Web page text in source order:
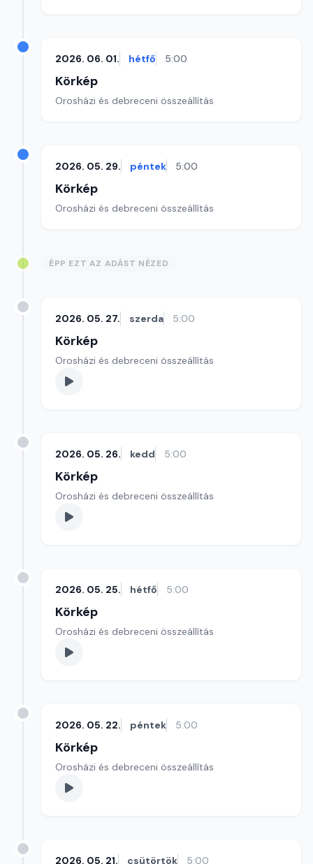
2026. 06. 01. hétfő 5:00
Körkép
Orosházi és debreceni összeállítás
2026. 05. 29. péntek 5:00
Körkép
Orosházi és debreceni összeállítás
ÉPP EZT AZ ADÁST NÉZED
2026. 05. 27. szerda 5:00
Körkép
Orosházi és debreceni összeállítás
2026. 05. 26. kedd 5:00
Körkép
Orosházi és debreceni összeállítás
2026. 05. 25. hétfő 5:00
Körkép
Orosházi és debreceni összeállítás
2026. 05. 22. péntek 5:00
Körkép
Orosházi és debreceni összeállítás
2026. 05. 21. csütörtök 5:00